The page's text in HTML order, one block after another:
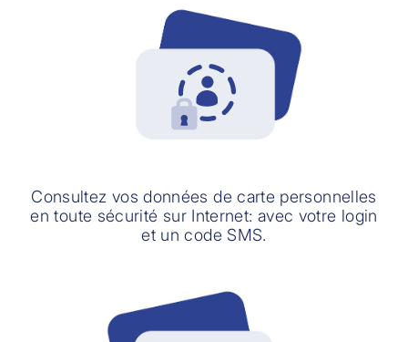
Consultez vos données de carte personnelles
en toute sécurité sur Internet: avec votre login
et un code SMS.